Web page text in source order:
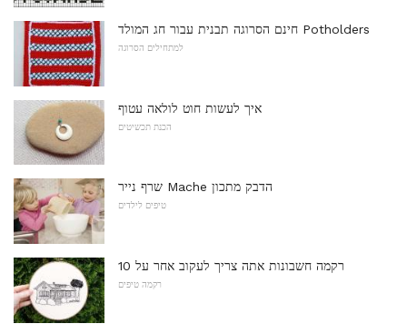
חינם הסרוגה תבנית עבור חג המולד Potholders
למתחילים הסרוגה
איך לעשות חוט לולאה עטוף
הכנת תכשיטים
שרף נייר Mache הדבק מתכון
טיפים לילדים
10 רקמה חשבונות אתה צריך לעקוב אחר על
רקמה טיפים